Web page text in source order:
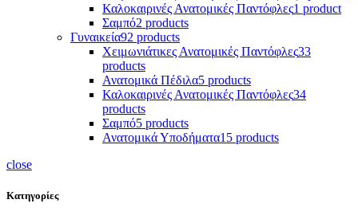
Καλοκαιρινές Ανατομικές Παντόφλες1 product
Σαμπό2 products
Γυναικεία92 products
Χειμωνιάτικες Ανατομικές Παντόφλες33
products
Ανατομικά Πέδιλα5 products
Καλοκαιρινές Ανατομικές Παντόφλες34
products
Σαμπό5 products
Ανατομικά Υποδήματα15 products
close
Κατηγορίες